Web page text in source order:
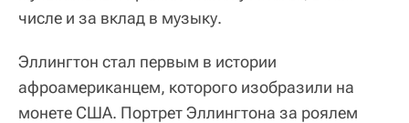
числе и за вклад в музыку.
Эллингтон стал первым в истории
афроамериканцем, которого изобразили на
монете США. Портрет Эллингтона за роялем